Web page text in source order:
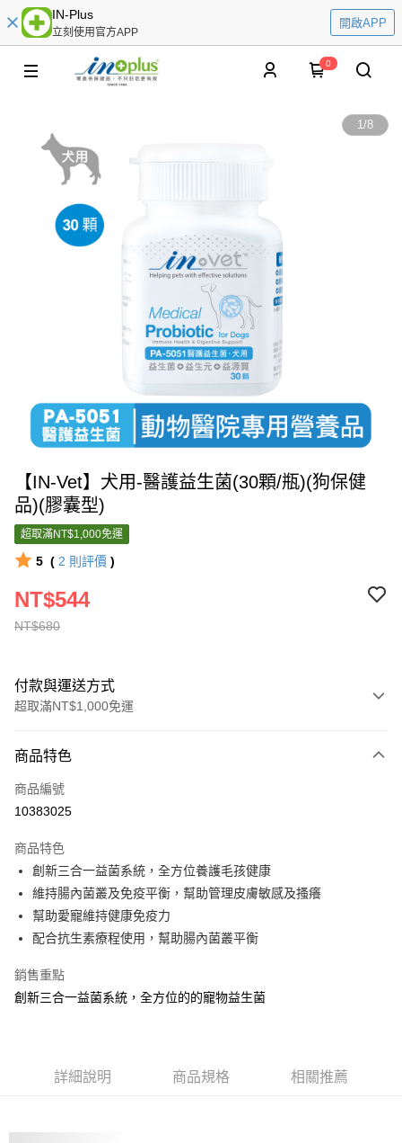
IN-Plus
立刻使用官方APP
開啟APP
0
1/8
【IN-Vet】犬用-醫護益生菌(30顆/瓶)(狗保健
品)(膠囊型)
超取滿NT$1,000免運
5 ( 2 則評價 )
NT$680
NT$544
付款與運送方式
超取滿NT$1,000免運
信用卡一次付款
信用卡分期付款
合作金庫商業銀行
華南商業銀行
彰化商業銀行
上海商業儲蓄銀行
台北富邦商業銀行
國泰世華商業銀行
臺灣中小企業銀行
台中商業銀行
聯邦商業銀行
元大商業銀行
永豐商業銀行
星展（台灣）商業銀行
超商取貨付款
LINE Pay
Apple Pay
悠遊付
商品特色
商品編號
10383025
商品特色
創新三合一益菌系統，全方位養護毛孩健康
維持腸內菌叢及免疫平衡，幫助管理皮膚敏感及搔癢
幫助愛寵維持健康免疫力
配合抗生素療程使用，幫助腸內菌叢平衡
銷售重點
創新三合一益菌系統，全方位的的寵物益生菌
詳細說明 商品規格 相關推薦